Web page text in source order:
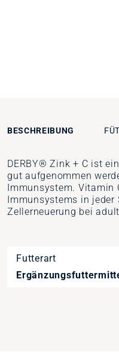
BESCHREIBUNG
DERBY® Zink + C ist
gut aufgenommen
Immunsystem. Vitamin
Immunsystems in
Zellerneuerung bei
Futterart